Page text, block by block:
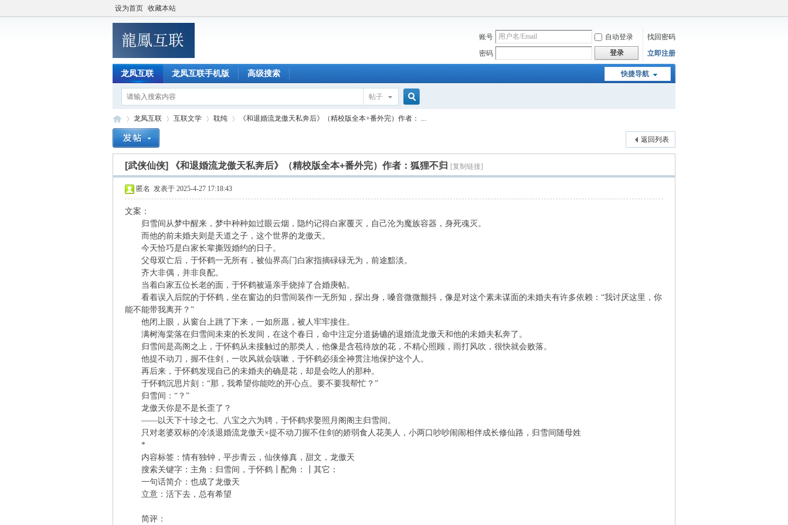
设为首页 收藏本站
账号 自动登录
找回密码
密码
登录 立即注册
快捷导航
龙凤互联 龙凤互联手机版 高级搜索
帖子
搜
索
龙凤互联
›
互联文学
›
耽纯
›
《和退婚流龙傲天私奔后》（精校版全本+番外完）作者： ...
返回列表
[武侠仙侠] 《和退婚流龙傲天私奔后》（精校版全本+番外完）作者：狐狸不归 [复制链接]
匿名 发表于 2025-4-27 17:18:43
文案：
归雪间从梦中醒来，梦中种种如过眼云烟，隐约记得白家覆灭，自己沦为魔族容器，身死魂灭。
而他的前未婚夫则是天道之子，这个世界的龙傲天。
今天恰巧是白家长辈撕毁婚约的日子。
父母双亡后，于怀鹤一无所有，被仙界高门白家指摘碌碌无为，前途黯淡。
齐大非偶，并非良配。
当着白家五位长老的面，于怀鹤被逼亲手烧掉了合婚庚帖。
看着误入后院的于怀鹤，坐在窗边的归雪间装作一无所知，探出身，嗓音微微颤抖，像是对这个素未谋面的未婚夫有许多依赖：“我讨厌这里，你
能不能带我离开？”
他闭上眼，从窗台上跳了下来，一如所愿，被人牢牢接住。
满树海棠落在归雪间未束的长发间，在这个春日，命中注定分道扬镳的退婚流龙傲天和他的未婚夫私奔了。
归雪间是高阁之上，于怀鹤从未接触过的那类人，他像是含苞待放的花，不精心照顾，雨打风吹，很快就会败落。
他提不动刀，握不住剑，一吹风就会咳嗽，于怀鹤必须全神贯注地保护这个人。
再后来，于怀鹤发现自己的未婚夫的确是花，却是会吃人的那种。
于怀鹤沉思片刻：“那，我希望你能吃的开心点。要不要我帮忙？”
归雪间：“？”
龙傲天你是不是长歪了？
——以天下十珍之七、八宝之六为聘，于怀鹤求娶照月阁阁主归雪间。
只对老婆双标的冷淡退婚流龙傲天×提不动刀握不住剑的娇弱食人花美人，小两口吵吵闹闹相伴成长修仙路，归雪间随母姓
*
内容标签：情有独钟，平步青云，仙侠修真，甜文，龙傲天
搜索关键字：主角：归雪间，于怀鹤┃配角：┃其它：
一句话简介：也成了龙傲天
立意：活下去，总有希望
简评：